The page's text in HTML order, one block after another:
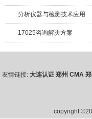
分析仪器与检测技术应用
17025咨询解决方案
计量认证咨询方案
农产品质量安全机构解决
友情链接: 大连认证 郑州 CMA
copyright